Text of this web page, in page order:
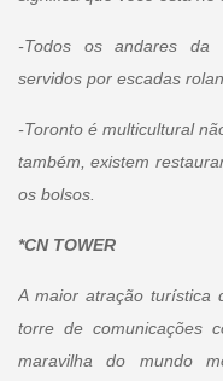
-Todos os andares da
servidos por escadas
-Toronto é multicultural
também, existem
os bolsos.
*CN TOWER
A maior atração turística
torre de comunicações
maravilha do mundo